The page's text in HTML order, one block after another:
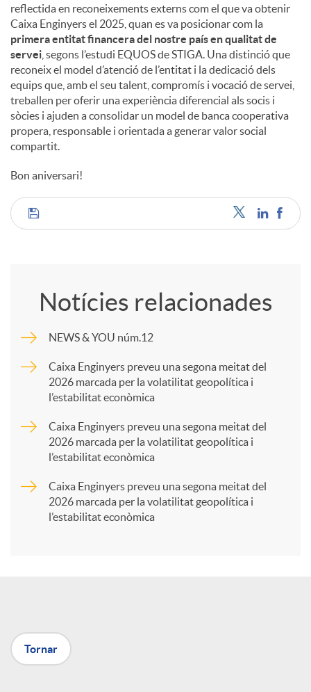
reflectida en reconeixements externs com el que va obtenir
Caixa Enginyers el 2025, quan es va posicionar com la
primera entitat financera del nostre país en qualitat de
servei , segons l’estudi EQUOS de STIGA. Una distinció que
reconeix el model d’atenció de l’entitat i la dedicació dels
equips que, amb el seu talent, compromís i vocació de servei,
treballen per oferir una experiència diferencial als socis i
sòcies i ajuden a consolidar un model de banca cooperativa
propera, responsable i orientada a generar valor social
compartit.
Bon aniversari!
C
p
a
Notícies relacionades
NEWS & YOU núm.12
Caixa Enginyers preveu una segona meitat del
2026 marcada per la volatilitat geopolítica i
l’estabilitat econòmica
Caixa Enginyers preveu una segona meitat del
2026 marcada per la volatilitat geopolítica i
l’estabilitat econòmica
Caixa Enginyers preveu una segona meitat del
2026 marcada per la volatilitat geopolítica i
l’estabilitat econòmica
Tornar